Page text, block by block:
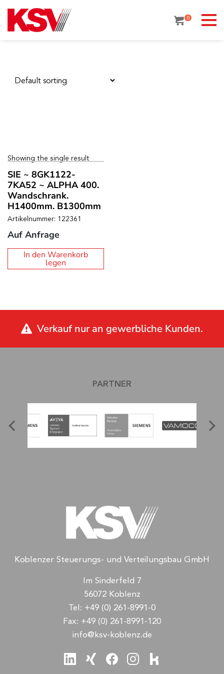
content
0
Showing the single result
SIE ~ 8GK1122-
7KA52 ~ ALPHA 400.
Wandschrank.
H1400mm. B1300mm
Artikelnummer: 122361
Auf Anfrage
In den Warenkorb
legen
Verkauf nur an gewerbliche Kunden.
PARTNER
Koblenzer Steuerungs- und Verteilungsbau GmbH
Im Sinderfeld 7
56072 Koblenz
Tel: +49 (0) 261-8991-0
Fax: +49 (0) 261-8991-120
info@ksv-koblenz.de